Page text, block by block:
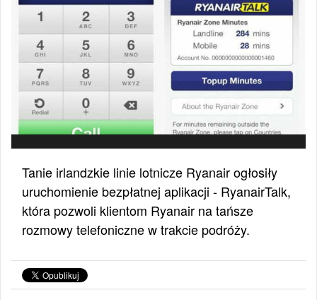
Tanie irlandzkie linie lotnicze Ryanair ogłosiły
uruchomienie bezpłatnej aplikacji - RyanairTalk,
która pozwoli klientom Ryanair na tańsze
rozmowy telefoniczne w trakcie podróży.